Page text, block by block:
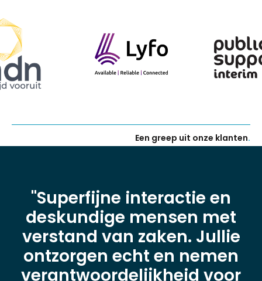
Een greep uit onze klanten.
"Superfijne interactie en
deskundige mensen met
verstand van zaken. Jullie
ontzorgen echt en nemen
verantwoordelijkheid voor